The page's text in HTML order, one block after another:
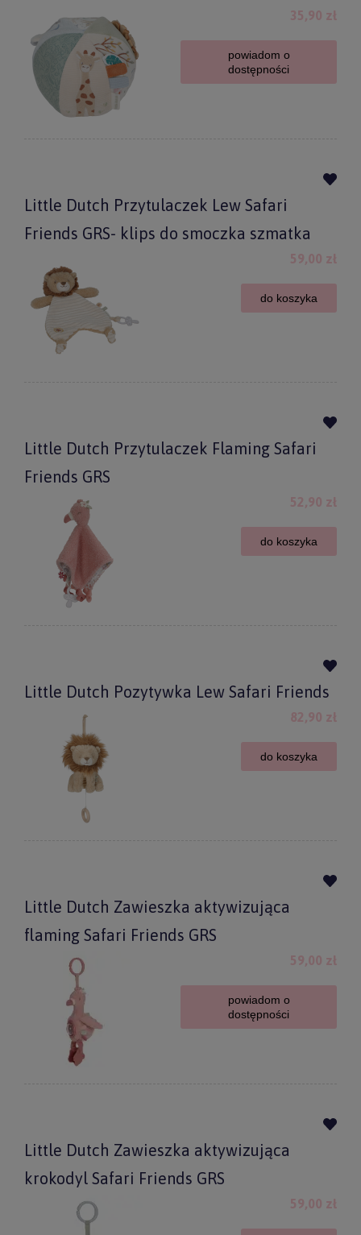
35,90 zł
powiadom o
dostępności
Little Dutch Przytulaczek Lew Safari
Friends GRS- klips do smoczka szmatka
59,00 zł
do koszyka
Little Dutch Przytulaczek Flaming Safari
Friends GRS
52,90 zł
do koszyka
Little Dutch Pozytywka Lew Safari Friends
82,90 zł
do koszyka
Little Dutch Zawieszka aktywizująca
flaming Safari Friends GRS
59,00 zł
powiadom o
dostępności
Little Dutch Zawieszka aktywizująca
krokodyl Safari Friends GRS
59,00 zł